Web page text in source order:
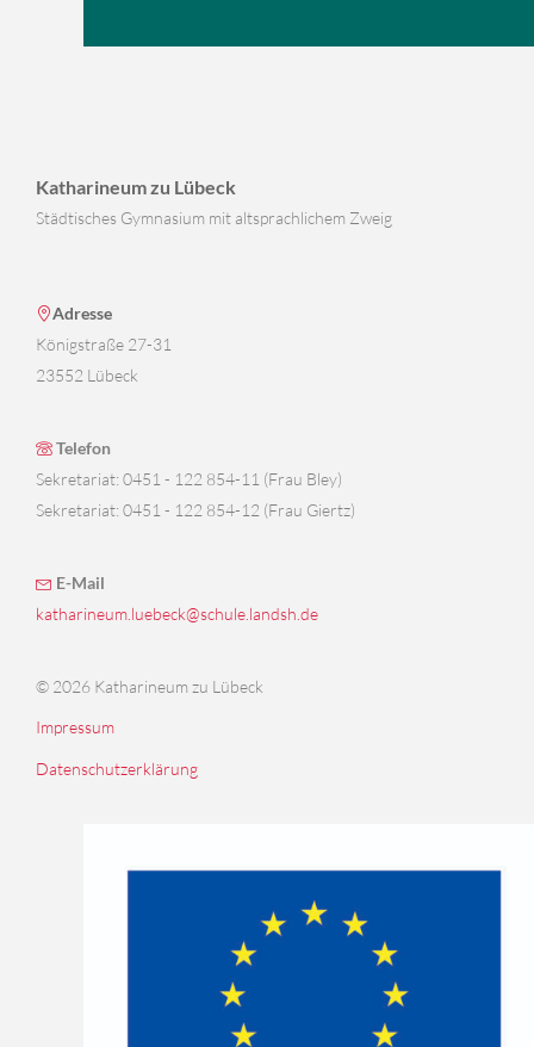
Katharineum zu Lübeck
Städtisches Gymnasium mit altsprachlichem Zweig
Adresse
Königstraße 27-31
23552 Lübeck
Telefon
Sekretariat: 0451 - 122 854-11 (Frau Bley)
Sekretariat: 0451 - 122 854-12 (Frau Giertz)
E-Mail
katharineum.luebeck@schule.landsh.de
© 2026 Katharineum zu Lübeck
Impressum
Datenschutzerklärung